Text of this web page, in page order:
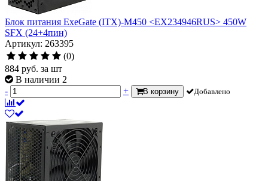
Блок питания ExeGate (ITX)-M450 <EX234946RUS> 450W
SFX (24+4пин)
Артикул: 263395
(0)
884 руб. за шт
В наличии 2
-
+ В корзину Добавлено